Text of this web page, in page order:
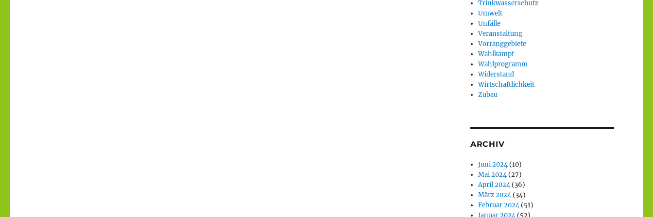
Trinkwasserschutz
Umwelt
Unfälle
Veranstaltung
Vorranggebiete
Wahlkampf
Wahlprogramm
Widerstand
Wirtschaftlichkeit
Zubau
ARCHIV
Juni 2024(10)
Mai 2024(27)
April 2024(36)
März 2024(34)
Februar 2024(51)